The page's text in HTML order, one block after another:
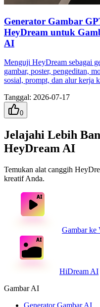
Generator Gambar
HeyDream untuk
AI
Menguji HeyDream sebagai
gambar, poster, pengeditan,
sosial, prompt, dan alur kerja
Tanggal: 2026-07-17
0
Jelajahi Lebih
HeyDream AI
Temukan alat canggih
kreatif Anda.
Gambar ke
HiDream AI
Gambar AI
Generator Gambar AI